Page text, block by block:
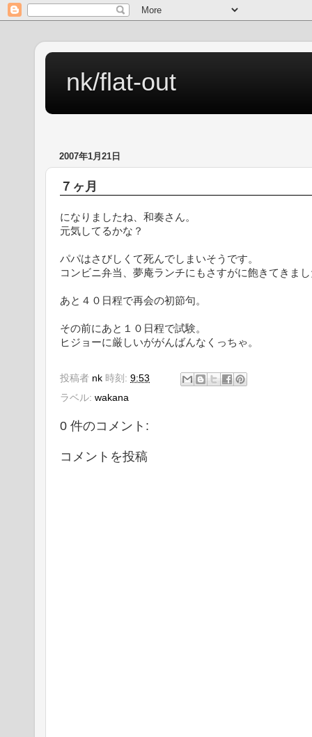
nk/flat-out
2007年1月21日
７ヶ月
になりましたね、和奏さん。
元気してるかな？
パパはさびしくて死んでしまいそうです。
コンビニ弁当、夢庵ランチにもさすがに飽きてきま
あと４０日程で再会の初節句。
その前にあと１０日程で試験。
ヒジョーに厳しいががんばんなくっちゃ。
投稿者 nk 時刻: 9:53
ラベル: wakana
0 件のコメント:
コメントを投稿